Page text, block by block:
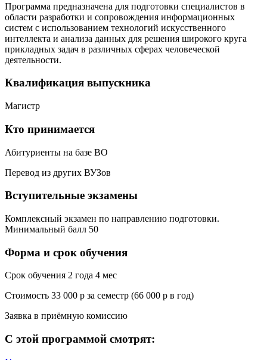
Программа предназначена для подготовки специалистов в
области разработки и сопровождения информационных
систем с использованием технологий искусственного
интеллекта и анализа данных для решения широкого круга
прикладных задач в различных сферах человеческой
деятельности.
Квалификация выпускника
Магистр
Кто принимается
Абитуриенты на базе ВО
Перевод из других ВУЗов
Вступительные экзамены
Комплексный экзамен по направлению подготовки.
Минимальный балл 50
Форма и срок обучения
Срок обучения 2 года 4 мес
Стоимость 33 000 р за семестр (66 000 р в год)
Заявка в приёмную комиссию
С этой программой смотрят: